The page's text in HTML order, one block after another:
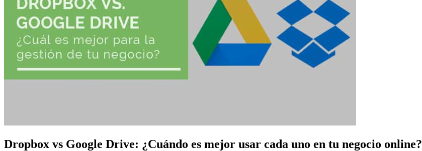
Dropbox vs Google Drive: ¿Cuándo es mejor usar cada uno en tu negocio online?